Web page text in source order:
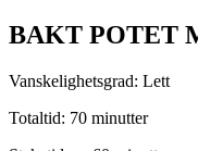
BAKT POTET
Vanskelighetsgrad: Lett
Totaltid: 70 minutter